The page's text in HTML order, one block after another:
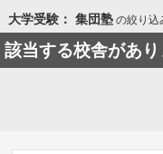
大学受験： 集団塾の絞り込
該当する校舎があり